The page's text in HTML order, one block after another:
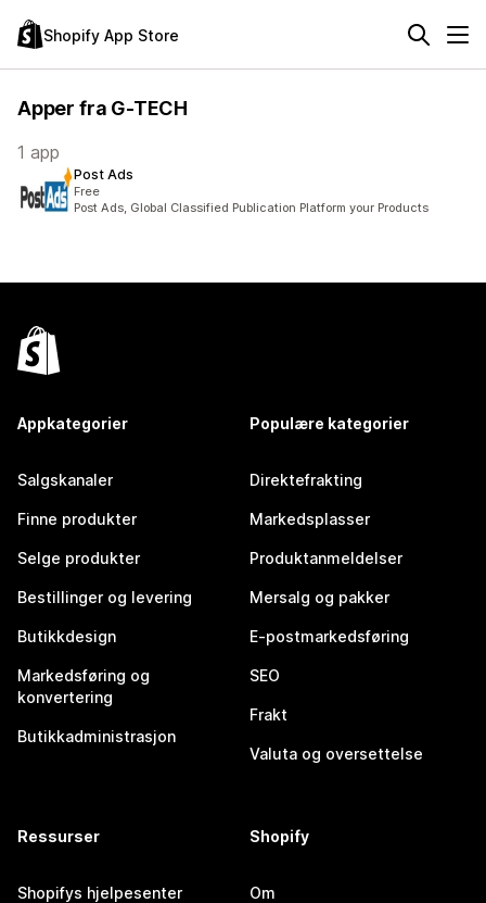
Shopify App Store
Apper fra G-TECH
1 app
Post Ads
Free
Post Ads, Global Classified Publication Platform your Products
Appkategorier
Salgskanaler
Finne produkter
Selge produkter
Bestillinger og levering
Butikkdesign
Markedsføring og
konvertering
Butikkadministrasjon
Populære kategorier
Direktefrakting
Markedsplasser
Produktanmeldelser
Mersalg og pakker
E-postmarkedsføring
SEO
Frakt
Valuta og oversettelse
Ressurser
Shopifys hjelpesenter
Shopify
Om